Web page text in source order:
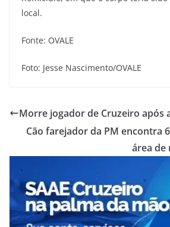
local.
Fonte: OVALE
Foto: Jesse Nascimento/OVALE
Morre jogador de Cruzeiro após
Cão farejador da PM encontra
área de